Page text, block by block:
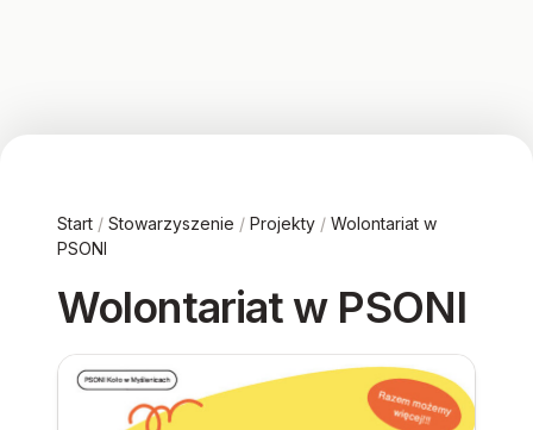
Start / Stowarzyszenie / Projekty / Wolontariat w
PSONI
Wolontariat w PSONI